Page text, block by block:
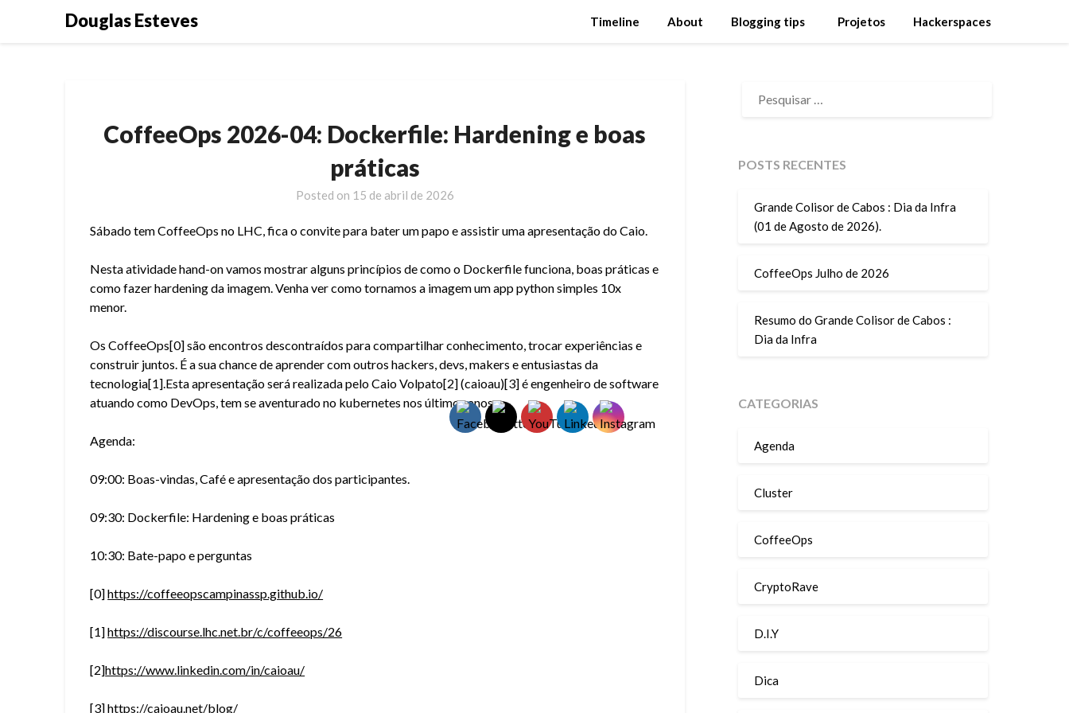
Douglas Esteves Timeline About Blogging tips Projetos Hackerspaces
CoffeeOps 2026-04: Dockerfile: Hardening e boas
práticas
Posted on 15 de abril de 2026
Sábado tem CoffeeOps no LHC, fica o convite para bater um papo e assistir uma apresentação do Caio.
Nesta atividade hand-on vamos mostrar alguns princípios de como o Dockerfile funciona, boas práticas e
como fazer hardening da imagem. Venha ver como tornamos a imagem um app python simples 10x
menor.
Os CoffeeOps[0] são encontros descontraídos para compartilhar conhecimento, trocar experiências e
construir juntos. É a sua chance de aprender com outros hackers, devs, makers e entusiastas da
tecnologia[1].Esta apresentação será realizada pelo Caio Volpato[2] (caioau)[3] é engenheiro de software
atuando como DevOps, tem se aventurado no kubernetes nos últimos anos.
Agenda:
09:00: Boas-vindas, Café e apresentação dos participantes.
09:30: Dockerfile: Hardening e boas práticas
10:30: Bate-papo e perguntas
[0]https://coffeeopscampinassp.github.io/
[1]https://discourse.lhc.net.br/c/coffeeops/26
[2]https://www.linkedin.com/in/caioau/
[3]https://caioau.net/blog/
POR:
POSTS RECENTES
Grande Colisor de Cabos : Dia da Infra
(01 de Agosto de 2026).
CoffeeOps Julho de 2026
Resumo do Grande Colisor de Cabos :
Dia da Infra
CATEGORIAS
Agenda
Cluster
CoffeeOps
CryptoRave
D.I.Y
Dica